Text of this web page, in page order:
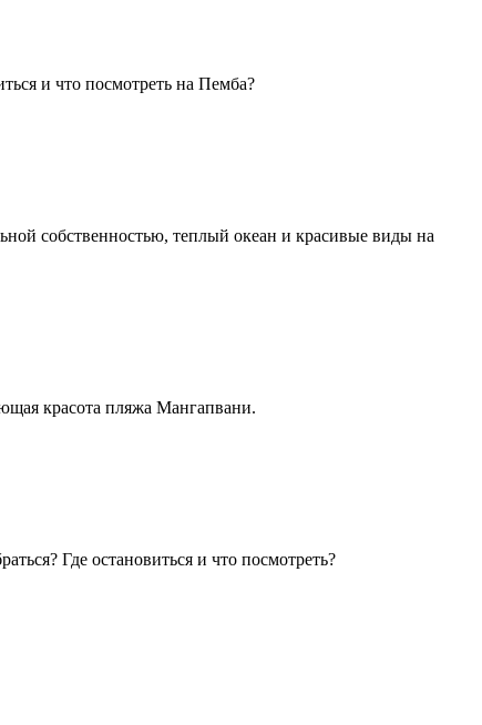
и что посмотреть на Пемба?
собственностью, теплый океан и красивые виды на
красота пляжа Мангапвани.
Где остановиться и что посмотреть?